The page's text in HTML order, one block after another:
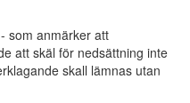
som anmärker att
att skäl för nedsättning inte
skall lämnas utan